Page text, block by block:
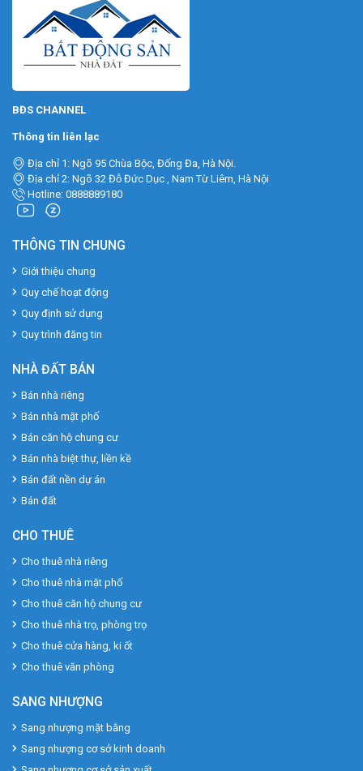
BĐS CHANNEL
Thông tin liên lạc
Địa chỉ 1: Ngõ 95 Chùa Bộc, Đống Đa, Hà Nội.
Địa chỉ 2: Ngõ 32 Đỗ Đức Dục , Nam Từ Liêm, Hà Nội
Hotline: 0888889180
THÔNG TIN CHUNG
Giới thiệu chung
Quy chế hoạt động
Quy định sử dụng
Quy trình đăng tin
NHÀ ĐẤT BÁN
Bán nhà riêng
Bán nhà mặt phố
Bán căn hộ chung cư
Bán nhà biệt thự, liền kề
Bán đất nền dự án
Bán đất
CHO THUÊ
Cho thuê nhà riêng
Cho thuê nhà mặt phố
Cho thuê căn hộ chung cư
Cho thuê nhà trọ, phòng trọ
Cho thuê cửa hàng, ki ốt
Cho thuê văn phòng
SANG NHƯỢNG
Sang nhượng mặt bằng
Sang nhượng cơ sở kinh doanh